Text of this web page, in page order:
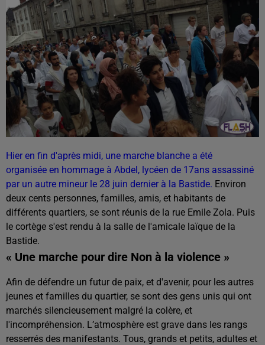
Hier en fin d'après midi, une marche blanche a été
organisée en hommage à Abdel, lycéen de 17ans assassiné
par un autre mineur le 28 juin dernier à la Bastide. Environ
deux cents personnes, familles, amis, et habitants de
différents quartiers, se sont réunis de la rue Emile Zola. Puis
le cortège s'est rendu à la salle de l'amicale laïque de la
Bastide.
« Une marche pour dire Non à la violence »
Afin de défendre un futur de paix, et d'avenir, pour les autres
jeunes et familles du quartier, se sont des gens unis qui ont
marchés silencieusement malgré la colère, et
l'incompréhension. L’atmosphère est grave dans les rangs
resserrés des manifestants. Tous, grands et petits, adultes et